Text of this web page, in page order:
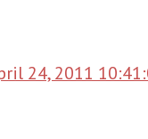
24, 2011